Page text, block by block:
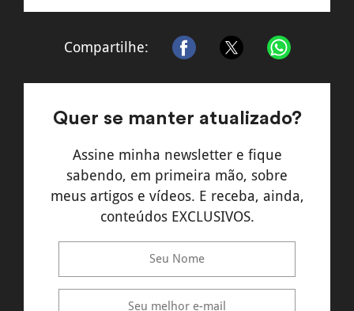
Compartilhe:
Quer se manter atualizado?
Assine minha newsletter e fique
sabendo, em primeira mão, sobre
meus artigos e vídeos. E receba, ainda,
conteúdos EXCLUSIVOS.